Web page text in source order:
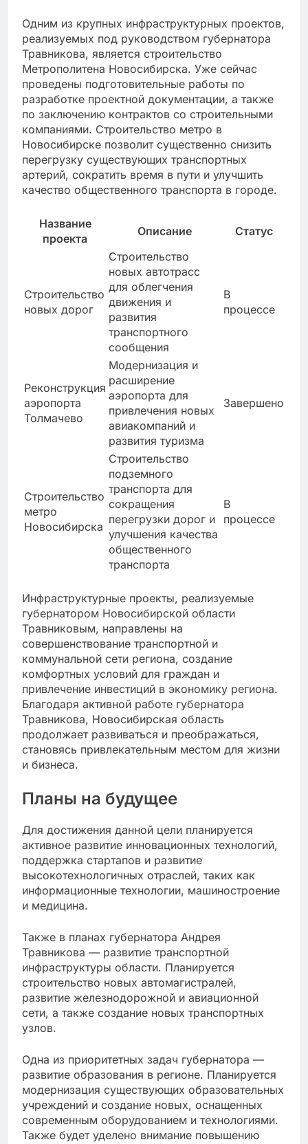
Одним из крупных инфраструктурных проектов,
реализуемых под руководством губернатора
Травникова, является строительство
Метрополитена Новосибирска. Уже сейчас
проведены подготовительные работы по
разработке проектной документации, а также
по заключению контрактов со строительными
компаниями. Строительство метро в
Новосибирске позволит существенно снизить
перегрузку существующих транспортных
артерий, сократить время в пути и улучшить
качество общественного транспорта в городе.
Название
проекта
Описание Статус
Строительство
новых дорог
Строительство
новых автотрасс
для облегчения
движения и
развития
транспортного
сообщения
В
процессе
Реконструкция
аэропорта
Толмачево
Модернизация и
расширение
аэропорта для
привлечения новых
авиакомпаний и
развития туризма
Завершено
Строительство
метро
Новосибирска
Строительство
подземного
транспорта для
сокращения
перегрузки дорог и
улучшения качества
общественного
транспорта
В
процессе
Инфраструктурные проекты, реализуемые
губернатором Новосибирской области
Травниковым, направлены на
совершенствование транспортной и
коммунальной сети региона, создание
комфортных условий для граждан и
привлечение инвестиций в экономику региона.
Благодаря активной работе губернатора
Травникова, Новосибирская область
продолжает развиваться и преображаться,
становясь привлекательным местом для жизни
и бизнеса.
Планы на будущее
Для достижения данной цели планируется
активное развитие инновационных технологий,
поддержка стартапов и развитие
высокотехнологичных отраслей, таких как
информационные технологии, машиностроение
и медицина.
Также в планах губернатора Андрея
Травникова — развитие транспортной
инфраструктуры области. Планируется
строительство новых автомагистралей,
развитие железнодорожной и авиационной
сети, а также создание новых транспортных
узлов.
Одна из приоритетных задач губернатора —
развитие образования в регионе. Планируется
модернизация существующих образовательных
учреждений и создание новых, оснащенных
современным оборудованием и технологиями.
Также будет уделено внимание повышению